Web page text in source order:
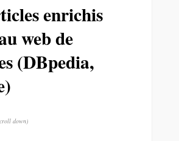
enrichis
web de
(DBpedia,
down)